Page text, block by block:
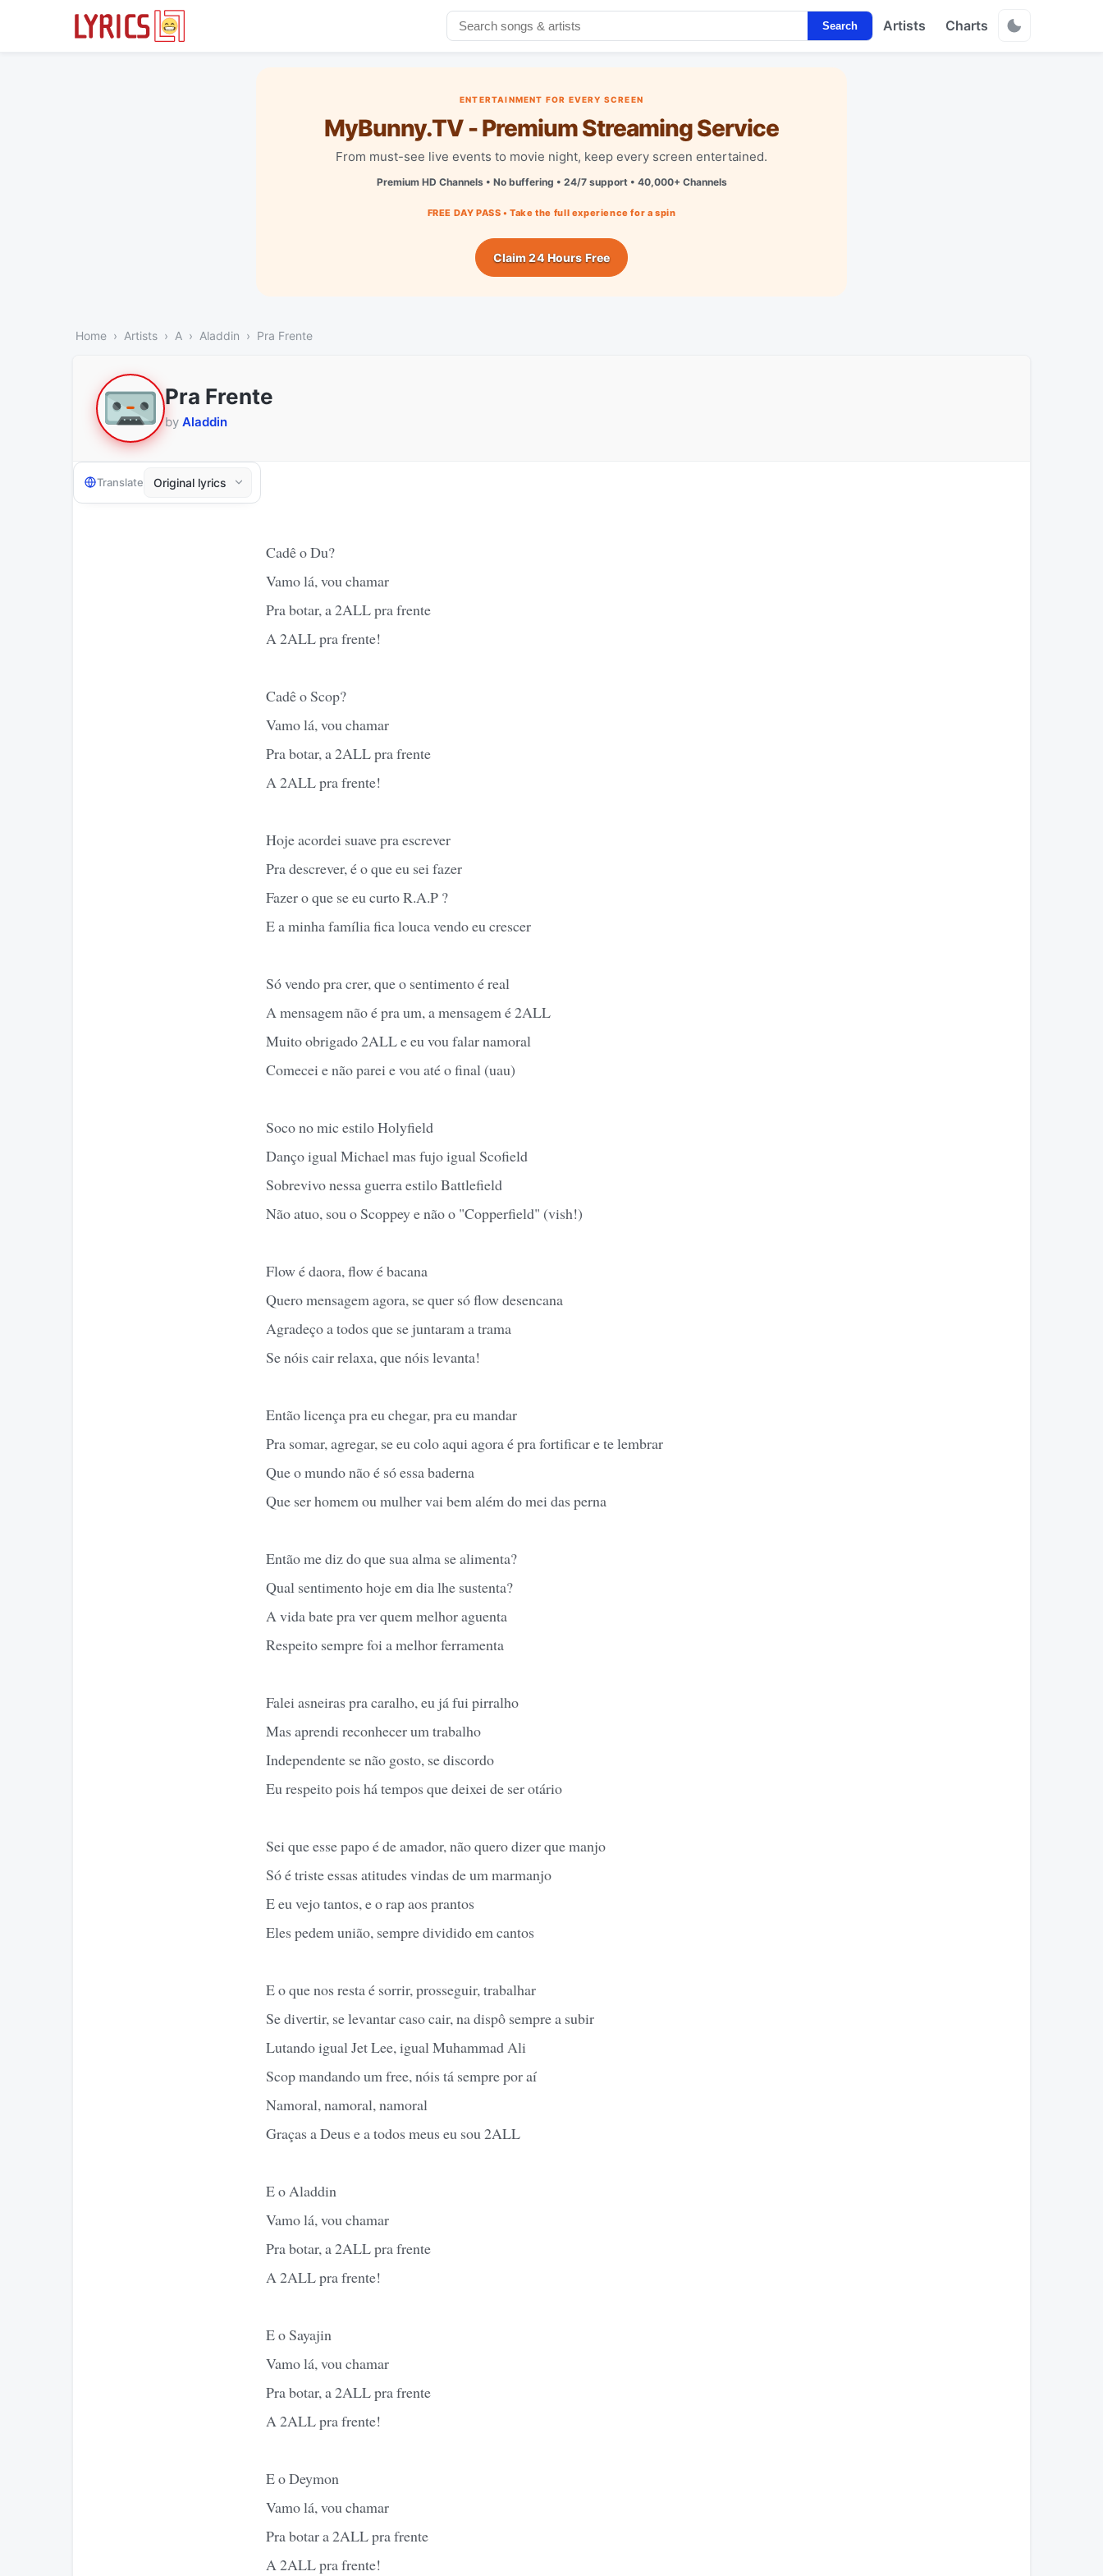
Search Artists Charts
ENTERTAINMENT FOR EVERY SCREEN
MyBunny.TV - Premium Streaming Service
From must-see live events to movie night, keep every screen entertained.
Premium HD Channels • No buffering • 24/7 support • 40,000+ Channels
FREE DAY PASS • Take the full experience for a spin
Claim 24 Hours Free
Home Artists A Aladdin Pra Frente
Pra Frente
by Aladdin
Translate
Cadê o Du?
Vamo lá, vou chamar
Pra botar, a 2ALL pra frente
A 2ALL pra frente!
Cadê o Scop?
Vamo lá, vou chamar
Pra botar, a 2ALL pra frente
A 2ALL pra frente!
Hoje acordei suave pra escrever
Pra descrever, é o que eu sei fazer
Fazer o que se eu curto R.A.P ?
E a minha família fica louca vendo eu crescer
Só vendo pra crer, que o sentimento é real
A mensagem não é pra um, a mensagem é 2ALL
Muito obrigado 2ALL e eu vou falar namoral
Comecei e não parei e vou até o final (uau)
Soco no mic estilo Holyfield
Danço igual Michael mas fujo igual Scofield
Sobrevivo nessa guerra estilo Battlefield
Não atuo, sou o Scoppey e não o "Copperfield" (vish!)
Flow é daora, flow é bacana
Quero mensagem agora, se quer só flow desencana
Agradeço a todos que se juntaram a trama
Se nóis cair relaxa, que nóis levanta!
Então licença pra eu chegar, pra eu mandar
Pra somar, agregar, se eu colo aqui agora é pra fortificar e te lembrar
Que o mundo não é só essa baderna
Que ser homem ou mulher vai bem além do mei das perna
Então me diz do que sua alma se alimenta?
Qual sentimento hoje em dia lhe sustenta?
A vida bate pra ver quem melhor aguenta
Respeito sempre foi a melhor ferramenta
Falei asneiras pra caralho, eu já fui pirralho
Mas aprendi reconhecer um trabalho
Independente se não gosto, se discordo
Eu respeito pois há tempos que deixei de ser otário
Sei que esse papo é de amador, não quero dizer que manjo
Só é triste essas atitudes vindas de um marmanjo
E eu vejo tantos, e o rap aos prantos
Eles pedem união, sempre dividido em cantos
E o que nos resta é sorrir, prosseguir, trabalhar
Se divertir, se levantar caso cair, na dispô sempre a subir
Lutando igual Jet Lee, igual Muhammad Ali
Scop mandando um free, nóis tá sempre por aí
Namoral, namoral, namoral
Graças a Deus e a todos meus eu sou 2ALL
E o Aladdin
Vamo lá, vou chamar
Pra botar, a 2ALL pra frente
A 2ALL pra frente!
E o Sayajin
Vamo lá, vou chamar
Pra botar, a 2ALL pra frente
A 2ALL pra frente!
E o Deymon
Vamo lá, vou chamar
Pra botar a 2ALL pra frente
A 2ALL pra frente!